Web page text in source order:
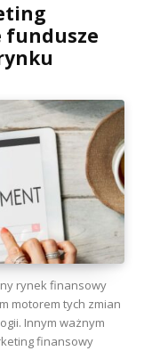
fundusze
rynek finansowy
motorem tych zmian
Innym ważnym
finansowy